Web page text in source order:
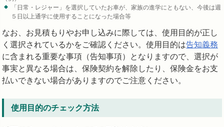
「日常・レジャー」を選択していたお車が、家族の進学にともない、今後は週
５日以上通学に使用することになった場合等
なお、お見積もりやお申し込みに際しては、使用目的が正し
く選択されているかをご確認ください。使用目的は告知義務
に含まれる重要な事項（告知事項）となりますので、選択が
事実と異なる場合は、保険契約を解除したり、保険金をお支
払いできない場合がありますのでご注意ください。
使用目的のチェック方法